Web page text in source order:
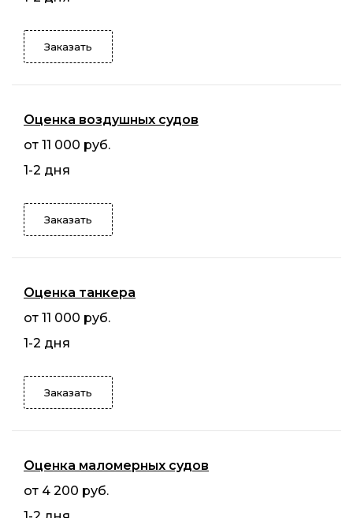
Заказать
Оценка воздушных судов
от 11 000 руб.
1-2 дня
Заказать
Оценка танкера
от 11 000 руб.
1-2 дня
Заказать
Оценка маломерных судов
от 4 200 руб.